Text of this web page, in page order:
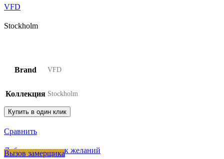
VFD
Stockholm
Brand VFD
Коллекция Stockholm
Купить в один клик
Сравнить
Добавить в список желаний
Вызов замерщика